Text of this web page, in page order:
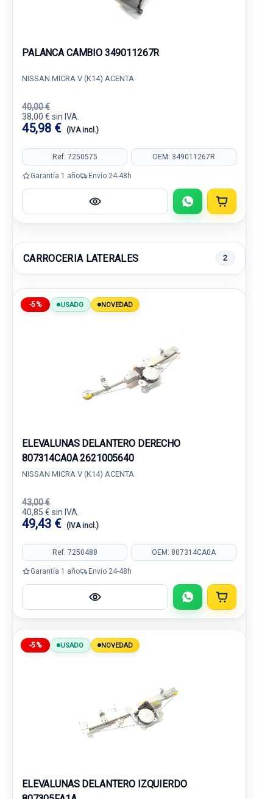
PALANCA CAMBIO 349011267R
NISSAN MICRA V (K14) ACENTA
40,00 €
38,00 € sin IVA.
45,98 € (IVA incl.)
Ref: 7250575 OEM: 349011267R
Garantía 1 año Envío 24-48h
CARROCERIA LATERALES 2
-5% USADO NOVEDAD
ELEVALUNAS DELANTERO DERECHO
807314CA0A 2621005640
NISSAN MICRA V (K14) ACENTA
43,00 €
40,85 € sin IVA.
49,43 € (IVA incl.)
Ref: 7250488 OEM: 807314CA0A
Garantía 1 año Envío 24-48h
-5% USADO NOVEDAD
ELEVALUNAS DELANTERO IZQUIERDO